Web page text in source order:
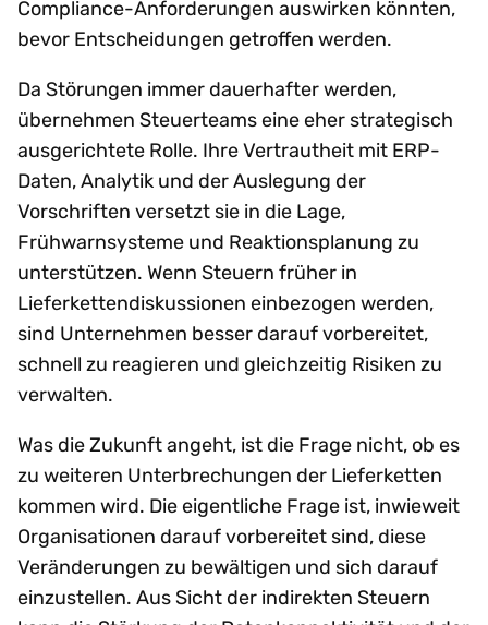
Compliance-Anforderungen auswirken könnten,
bevor Entscheidungen getroffen werden.
Da Störungen immer dauerhafter werden,
übernehmen Steuerteams eine eher strategisch
ausgerichtete Rolle. Ihre Vertrautheit mit ERP-
Daten, Analytik und der Auslegung der
Vorschriften versetzt sie in die Lage,
Frühwarnsysteme und Reaktionsplanung zu
unterstützen. Wenn Steuern früher in
Lieferkettendiskussionen einbezogen werden,
sind Unternehmen besser darauf vorbereitet,
schnell zu reagieren und gleichzeitig Risiken zu
verwalten.
Was die Zukunft angeht, ist die Frage nicht, ob es
zu weiteren Unterbrechungen der Lieferketten
kommen wird. Die eigentliche Frage ist, inwieweit
Organisationen darauf vorbereitet sind, diese
Veränderungen zu bewältigen und sich darauf
einzustellen. Aus Sicht der indirekten Steuern